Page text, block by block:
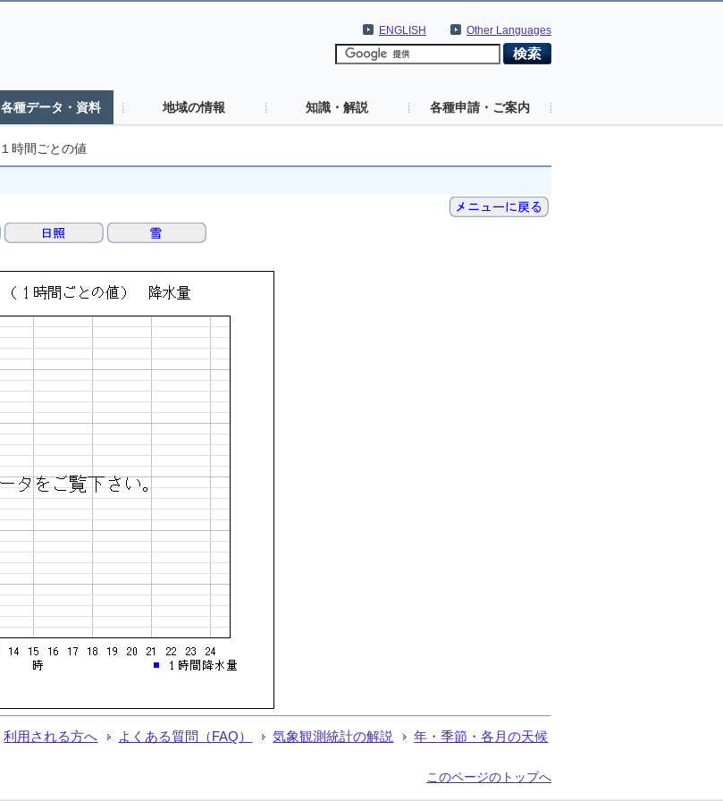
Other Languages
ENGLISH
各種データ・資料 地域の情報 知識・解説 各種申請・ご案内
１時間ごとの値
利用される方へ よくある質問（FAQ） 気象観測統計の解説 年・季節・各月の天候
このページのトップへ